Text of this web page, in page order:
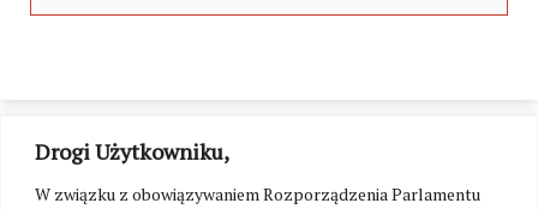
Drogi Użytkowniku,
W związku z obowiązywaniem Rozporządzenia Parlamentu